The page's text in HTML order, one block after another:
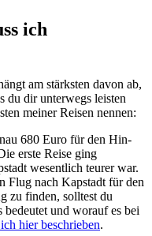
ich
am stärksten davon ab,
du dir unterwegs leisten
meiner Reisen nennen:
680 Euro für den Hin-
erste Reise ging
wesentlich teurer war.
Flug nach Kapstadt für den
zu finden, solltest du
und worauf es bei
hier beschrieben.